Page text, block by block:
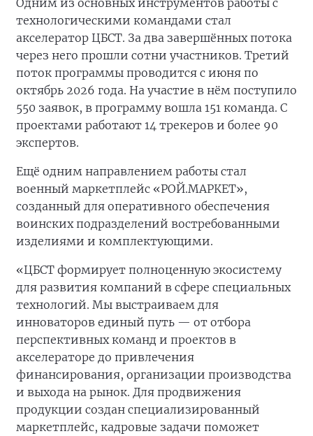
Одним из основных инструментов работы с
технологическими командами стал
акселератор ЦБСТ. За два завершённых потока
через него прошли сотни участников. Третий
поток программы проводится с июня по
октябрь 2026 года. На участие в нём поступило
550 заявок, в программу вошла 151 команда. С
проектами работают 14 трекеров и более 90
экспертов.
Ещё одним направлением работы стал
военный маркетплейс «РОЙ.МАРКЕТ»,
созданный для оперативного обеспечения
воинских подразделений востребованными
изделиями и комплектующими.
«ЦБСТ формирует полноценную экосистему
для развития компаний в сфере специальных
технологий. Мы выстраиваем для
инноваторов единый путь — от отбора
перспективных команд и проектов в
акселераторе до привлечения
финансирования, организации производства
и выхода на рынок. Для продвижения
продукции создан специализированный
маркетплейс, кадровые задачи поможет